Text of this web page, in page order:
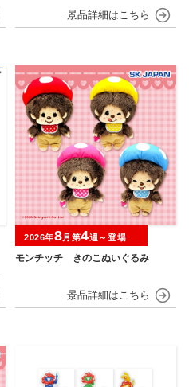
モンチッチ きのこぬいぐるみ
2026年8月第4週～登場